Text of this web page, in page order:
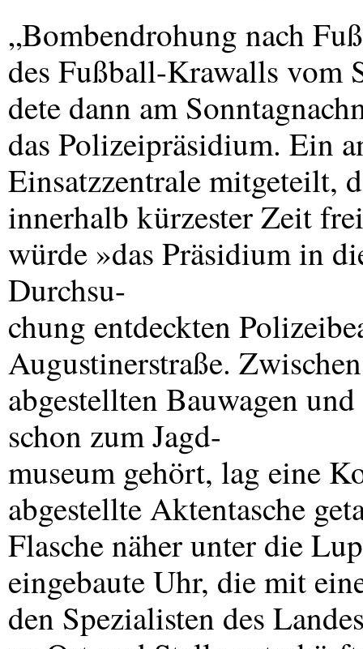
„Bombendrohung nach
des Fußball-Krawalls vom
dete dann am
das Polizeipräsidium. Ein
Einsatzzentrale mitgeteilt,
innerhalb kürzester Zeit
würde »das Präsidium in
Durchsu-
chung entdeckten
Augustinerstraße.
abgestellten Bauwagen
schon zum Jagd-
museum gehört, lag eine
abgestellte Aktentasche
Flasche näher unter die
eingebaute Uhr, die mit
den Spezialisten des